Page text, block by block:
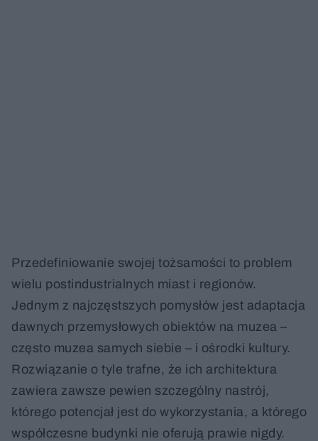
Przedefiniowanie swojej tożsamości to problem
wielu postindustrialnych miast i regionów.
Jednym z najczęstszych pomysłów jest adaptacja
dawnych przemysłowych obiektów na muzea –
często muzea samych siebie – i ośrodki kultury.
Rozwiązanie o tyle trafne, że ich architektura
zawiera zawsze pewien szczególny nastrój,
którego potencjał jest do wykorzystania, a którego
współczesne budynki nie oferują prawie nigdy.